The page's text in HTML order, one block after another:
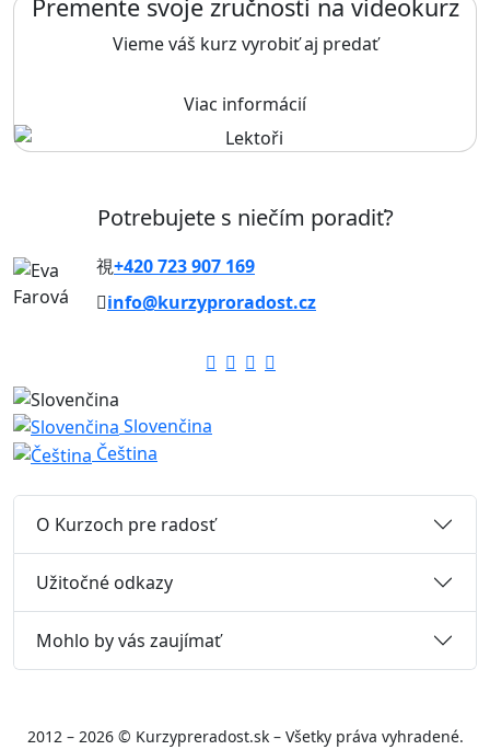
Premente svoje zručnosti na videokurz
Vieme váš kurz vyrobiť aj predať
Viac informácií
Potrebujete s niečím poradiť?
+420 723 907 169
info@kurzyproradost.cz
Slovenčina
Čeština
O Kurzoch pre radosť
Užitočné odkazy
Mohlo by vás zaujímať
2012 – 2026 © Kurzypreradost.sk – Všetky práva vyhradené.